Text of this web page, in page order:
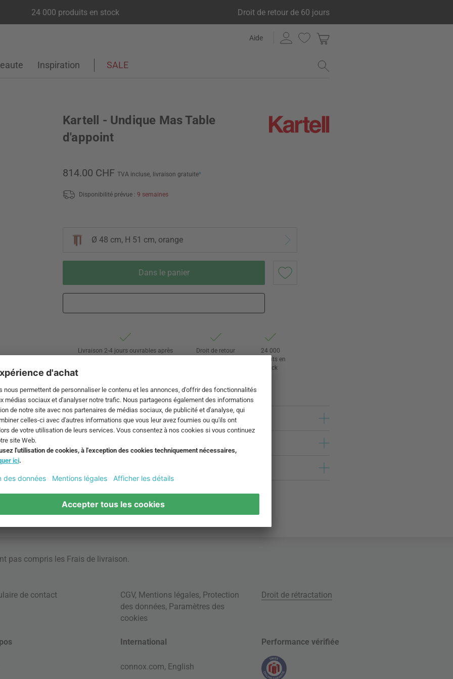
24 000 produits en stock Droit de retour de 60 jours
Aide
Inspiration SALE
Kartell - Undique Mas Table
d'appoint
814.00 CHF TVA incluse, livraison gratuite*
Disponibilité prévue : 9 semaines
Ø 48 cm, H 51 cm, orange
Dans le panier
Livraison 2-4 jours ouvrables après
Droit de retour
24 000
produits en
stock
pas compris les Frais de livraison.
de contact CGV, Mentions légales, Protection
des données, Paramètres des
cookies
Droit de rétractation
International
connox.com, English
Performance vérifiée